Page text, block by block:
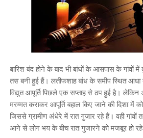
बारिश बंद होने के बाद भी बांधों के आसपास के गांवों में
तस बनी हुई हैं। लतीफशाह बांध के समीप स्थित
विद्युत आपूर्ति पिछले एक सप्ताह से ठप हुई है।
मरम्मत कराकर आपूर्ति बहाल किए जाने की दिशा में
जिससे ग्रामीण अंधेरे में रात गुजार रहे हैं। वही गांवों
आने से लोग भय के बीच रात गुजारने को मजबूर हो